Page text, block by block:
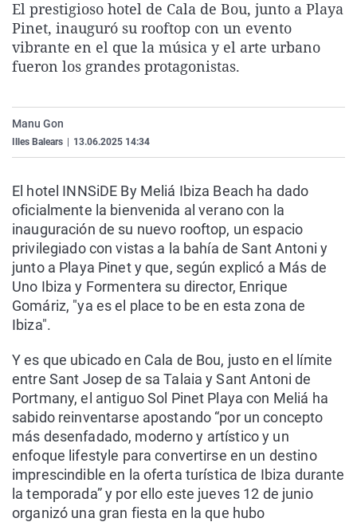
La rosa de los vientos
Gente viajera
Como el perro y el
Caso
Retornados
Equipo de
Extremadura
Galicia
La Rioja
Virales
Televisión
Elecciones
El prestigioso hotel de Cala de Bou, junto a Playa
Pinet, inauguró su rooftop con un evento
vibrante en el que la música y el arte urbano
fueron los grandes protagonistas.
Manu Gon
Illes Balears 13.06.2025 14:34
El hotel INNSiDE By Meliá Ibiza Beach ha dado
oficialmente la bienvenida al verano con la
inauguración de su nuevo rooftop, un espacio
privilegiado con vistas a la bahía de Sant Antoni y
junto a Playa Pinet y que, según explicó a Más de
Uno Ibiza y Formentera su director, Enrique
Gomáriz, "ya es el place to be en esta zona de
Ibiza".
Y es que ubicado en Cala de Bou, justo en el límite
entre Sant Josep de sa Talaia y Sant Antoni de
Portmany, el antiguo Sol Pinet Playa con Meliá ha
sabido reinventarse apostando “por un concepto
más desenfadado, moderno y artístico y un
enfoque lifestyle para convertirse en un destino
imprescindible en la oferta turística de Ibiza durante
la temporada” y por ello este jueves 12 de junio
organizó una gran fiesta en la que hubo